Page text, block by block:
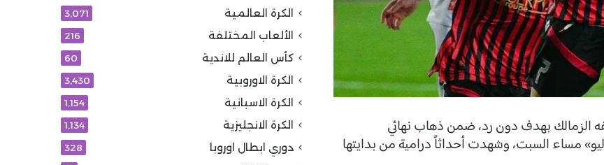
الزمالك بهدف دون رد، ضمن ذهاب نهائي
الأفريقية. المباراة أقيمت على ملعب «5 يوليو» مساء السبت، وشهدت أحداثاً درامية من بدايتها
الكرة العالمية 3٬071
الألعاب المختلفة 216
كأس العالم للاندية 60
الكرة الاوروبية 3٬430
الكرة الاسبانية 1٬154
الكرة الانجليزية 1٬134
دوري ابطال اوروبا 328